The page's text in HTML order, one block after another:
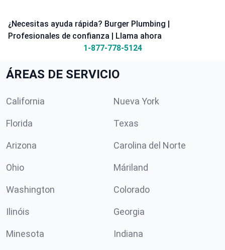
¿Necesitas ayuda rápida? Burger Plumbing |
Profesionales de confianza | Llama ahora
1-877-778-5124
ÁREAS DE SERVICIO
California Nueva York
Florida Texas
Arizona Carolina del Norte
Ohio Máriland
Washington Colorado
Ilinóis Georgia
Minesota Indiana